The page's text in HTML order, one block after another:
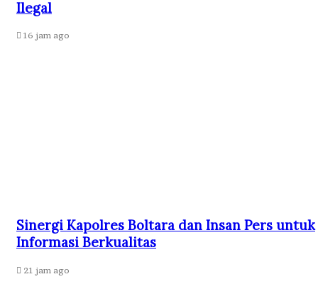
Ilegal
16 jam ago
Sinergi Kapolres Boltara dan Insan Pers untuk
Informasi Berkualitas
21 jam ago